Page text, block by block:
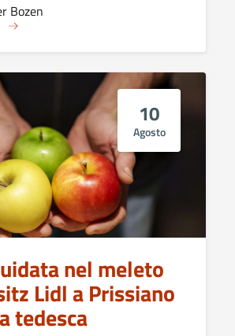
Bozen
10
Agosto
nel meleto
Lidl a Prissiano
tedesca